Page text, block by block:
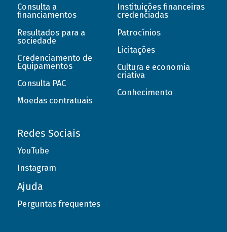
Consulta a
financiamentos
Resultados para a
sociedade
Credenciamento de
Equipamentos
Consulta PAC
Moedas contratuais
Instituições financeiras
credenciadas
Patrocínios
Licitações
Cultura e economia
criativa
Conhecimento
Redes Sociais
YouTube
Instagram
Ajuda
Perguntas frequentes